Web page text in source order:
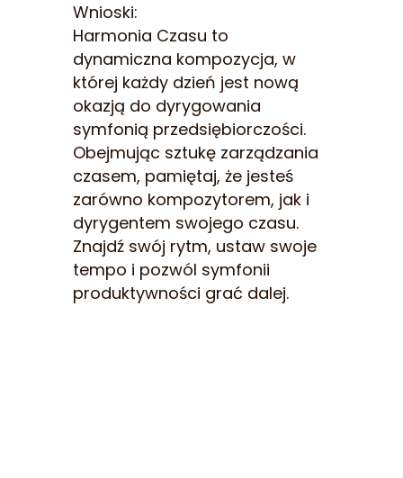
Wnioski:
Harmonia Czasu to
dynamiczna kompozycja, w
której każdy dzień jest nową
okazją do dyrygowania
symfonią przedsiębiorczości.
Obejmując sztukę zarządzania
czasem, pamiętaj, że jesteś
zarówno kompozytorem, jak i
dyrygentem swojego czasu.
Znajdź swój rytm, ustaw swoje
tempo i pozwól symfonii
produktywności grać dalej.